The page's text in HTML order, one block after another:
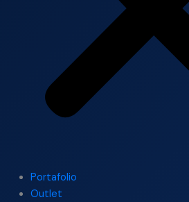
Portafolio
Outlet